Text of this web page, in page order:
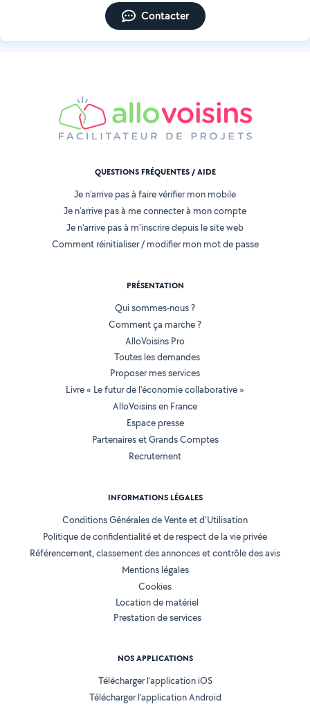
Contacter
QUESTIONS FRÉQUENTES / AIDE
Je n'arrive pas à faire vérifier mon mobile
Je n'arrive pas à me connecter à mon compte
Je n'arrive pas à m'inscrire depuis le site web
Comment réinitialiser / modifier mon mot de passe
PRÉSENTATION
Qui sommes-nous ?
Comment ça marche ?
AlloVoisins Pro
Toutes les demandes
Proposer mes services
Livre « Le futur de l'économie collaborative »
AlloVoisins en France
Espace presse
Partenaires et Grands Comptes
Recrutement
INFORMATIONS LÉGALES
Conditions Générales de Vente et d'Utilisation
Politique de confidentialité et de respect de la vie privée
Référencement, classement des annonces et contrôle des avis
Mentions légales
Cookies
Location de matériel
Prestation de services
NOS APPLICATIONS
Télécharger l’application iOS
Télécharger l’application Android